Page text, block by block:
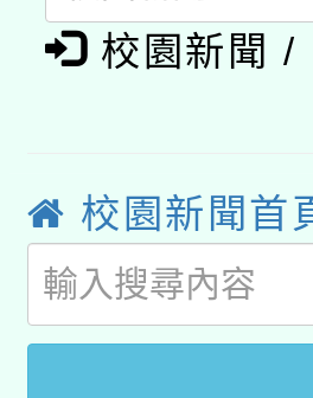
pilot」
有關大陸委
薪期間赴
轉知經濟
用水績優
動」
桃園市孔
開 智慧啟航
2026年桃
校園新聞 /
校園新聞首